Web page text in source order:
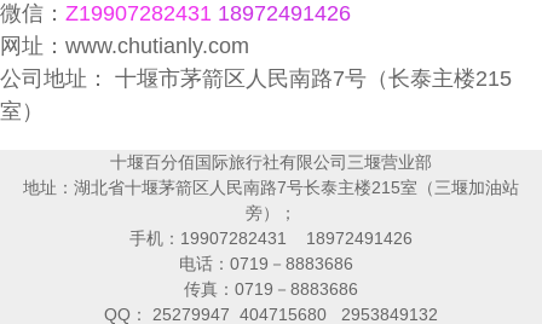
微信： Z19907282431 18972491426
网址： www.chutianly.com
公司地址：
十堰市茅箭区人民南路7号（长泰主楼215
室）
十堰百分佰国际旅行社有限公司三堰营业部
地址：湖北省十堰茅箭区人民南路7号长泰主楼215室（三堰加油站
旁）；
手机：19907282431 18972491426
电话：0719－8883686
传真：0719－8883686
QQ： 25279947 404715680 2953849132